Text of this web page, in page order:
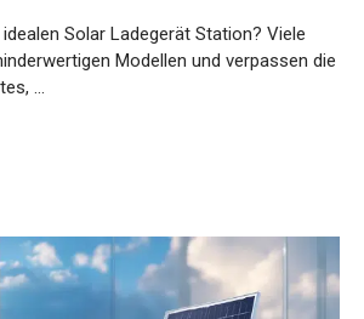
Solar Ladegerät Station? Viele
Modellen und verpassen die
…